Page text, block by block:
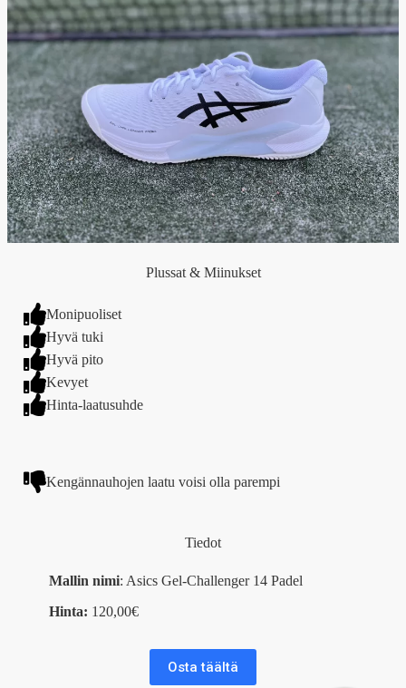
Plussat & Miinukset
Monipuoliset
Hyvä tuki
Hyvä pito
Kevyet
Hinta-laatusuhde
Kengännauhojen laatu voisi olla parempi
Tiedot
Mallin nimi: Asics Gel-Challenger 14 Padel
Hinta: 120,00€
Osta täältä